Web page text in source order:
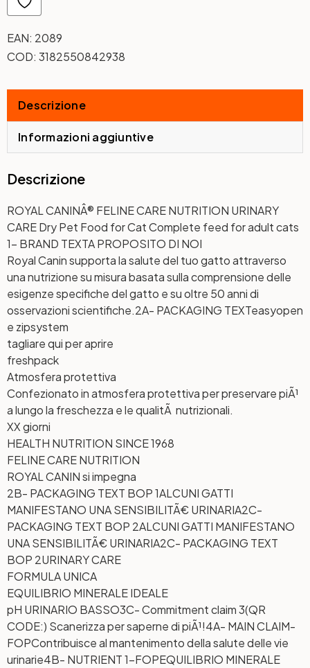
EAN: 2089
COD: 3182550842938
Descrizione
Informazioni aggiuntive
Descrizione
ROYAL CANINÂ® FELINE CARE NUTRITION URINARY
CARE Dry Pet Food for Cat Complete feed for adult cats
1- BRAND TEXTA PROPOSITO DI NOI
Royal Canin supporta la salute del tuo gatto attraverso
una nutrizione su misura basata sulla comprensione delle
esigenze specifiche del gatto e su oltre 50 anni di
osservazioni scientifiche.2A- PACKAGING TEXTeasyopen
e zipsystem
tagliare qui per aprire
freshpack
Atmosfera protettiva
Confezionato in atmosfera protettiva per preservare piÃ¹
a lungo la freschezza e le qualitÃ nutrizionali.
XX giorni
HEALTH NUTRITION SINCE 1968
FELINE CARE NUTRITION
ROYAL CANIN si impegna
2B- PACKAGING TEXT BOP 1ALCUNI GATTI
MANIFESTANO UNA SENSIBILITÃ€ URINARIA2C-
PACKAGING TEXT BOP 2ALCUNI GATTI MANIFESTANO
UNA SENSIBILITÃ€ URINARIA2C- PACKAGING TEXT
BOP 2URINARY CARE
FORMULA UNICA
EQUILIBRIO MINERALE IDEALE
pH URINARIO BASSO3C- Commitment claim 3(QR
CODE:) Scanerizza per saperne di piÃ¹!4A- MAIN CLAIM-
FOPContribuisce al mantenimento della salute delle vie
urinarie4B- NUTRIENT 1-FOPEQUILIBRIO MINERALE